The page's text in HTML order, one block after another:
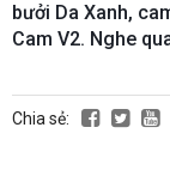
bưởi Da Xanh,
Cam V2. Nghe
Chia sẻ: